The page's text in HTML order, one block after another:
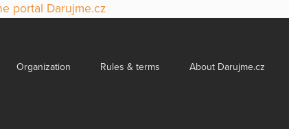
portal Darujme.cz
Organization Rules & terms About Darujme.cz